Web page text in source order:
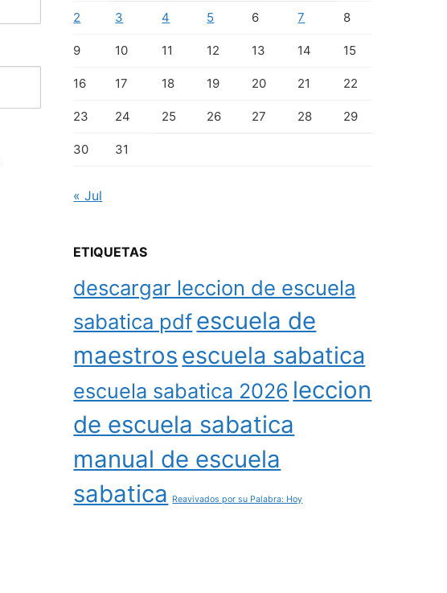
2 3 4 5 6 7 8
9 10 11 12 13 14 15
16 17 18 19 20 21 22
23 24 25 26 27 28 29
30 31
« Jul
ETIQUETAS
descargar leccion de escuela
sabatica pdfescuela de
maestros escuela sabatica
escuela sabatica 2026 leccion
de escuela sabatica
manual de escuela
sabatica
Reavivados por su Palabra: Hoy